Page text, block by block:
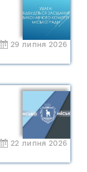
29 липня 2026
22 липня 2026